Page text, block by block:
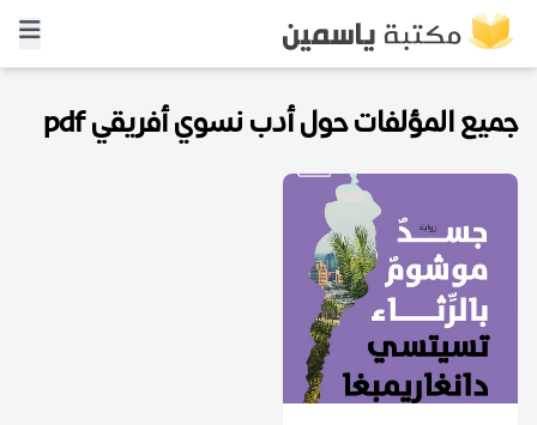
جميع المؤلفات حول أدب نسوي أفريقي pdf